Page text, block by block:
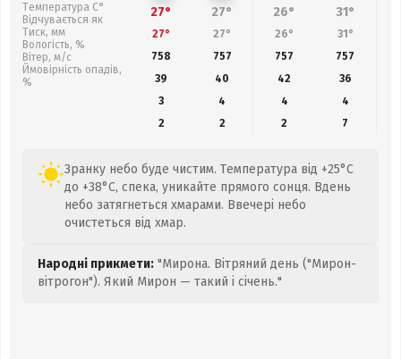
Температура С°
Відчувається як
Тиск, мм
Вологість, %
Вітер, м/с
Ймовірність опадів,
%
27° 27° 26° 31°
27° 27° 26° 31°
758
757 757 757
39
40 42 36
3
4 4
4
2
2 2 7
Зранку небо буде чистим. Температура від +25°C
до +38°C, спека, уникайте прямого сонця. Вдень
небо затягнеться хмарами. Ввечері небо
очистеться від хмар.
Народні прикмети: "Мирона. Вітряний день ("Мирон-
вітрогон"). Який Мирон — такий і січень."